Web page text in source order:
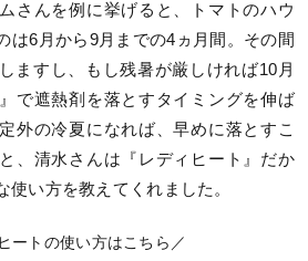
さんを例に挙げると、トマトのハウ
は6月から9月までの4ヵ月間。その間
ますし、もし残暑が厳しければ10月
で遮熱剤を落とすタイミングを伸ば
外の冷夏になれば、早めに落とすこ
、清水さんは『レディヒート』だか
使い方を教えてくれました。
ートの使い方はこちら／